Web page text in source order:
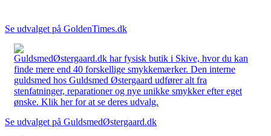
Se udvalget på GoldenTimes.dk
GuldsmedØstergaard.dk har fysisk butik i Skive, hvor du kan
finde mere end 40 forskellige smykkemærker. Den interne
guldsmed hos Guldsmed Østergaard udfører alt fra
stenfatninger, reparationer og nye unikke smykker efter eget
ønske. Klik her for at se deres udvalg.
Se udvalget på GuldsmedØstergaard.dk